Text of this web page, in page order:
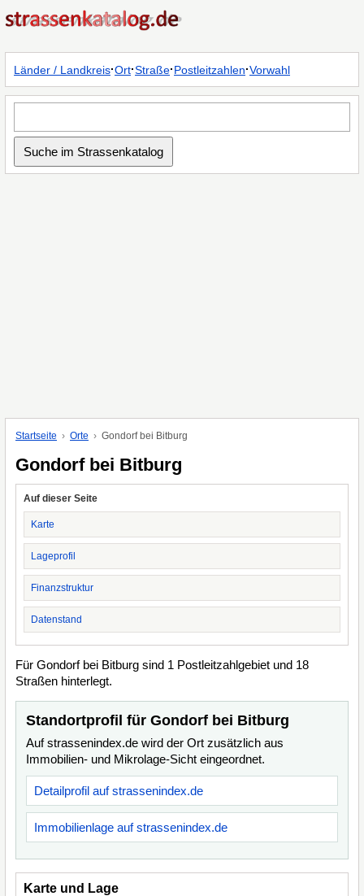
Länder / Landkreis·Ort·Straße·Postleitzahlen·Vorwahl
Startseite Orte Gondorf bei Bitburg
Gondorf bei Bitburg
Auf dieser Seite
Karte
Lageprofil
Finanzstruktur
Datenstand
Für Gondorf bei Bitburg sind 1 Postleitzahlgebiet und 18
Straßen hinterlegt.
Standortprofil für Gondorf bei Bitburg
Auf strassenindex.de wird der Ort zusätzlich aus
Immobilien- und Mikrolage-Sicht eingeordnet.
Detailprofil auf strassenindex.de
Immobilienlage auf strassenindex.de
Karte und Lage